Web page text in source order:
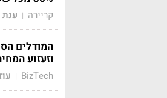
קריירה | ענת
המודלים
וזעזוע
BizTech
|